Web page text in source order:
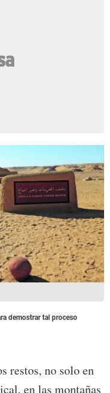
demostrar tal proceso
restos, no solo en
en las montañas